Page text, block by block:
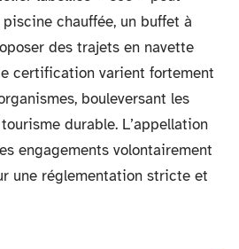
chauffée, un buffet à
des trajets en navette
certification varient fortement
bouleversant les
durable. L’appellation
engagements volontairement
une réglementation stricte et